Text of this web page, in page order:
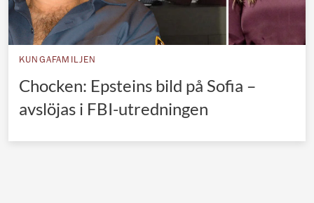
Belgiska kungahuset
Jordanska kungahuset
Luxemburgska storhertighuset
Japanska kejsarhuset
Thailändska kungahuset
KUNGAFAMILJEN
Chocken: Epsteins bild på Sofia –
avslöjas i FBI-utredningen